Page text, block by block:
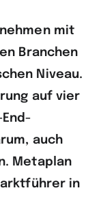
mit
Branchen
Niveau.
auf vier
auch
Metaplan
in